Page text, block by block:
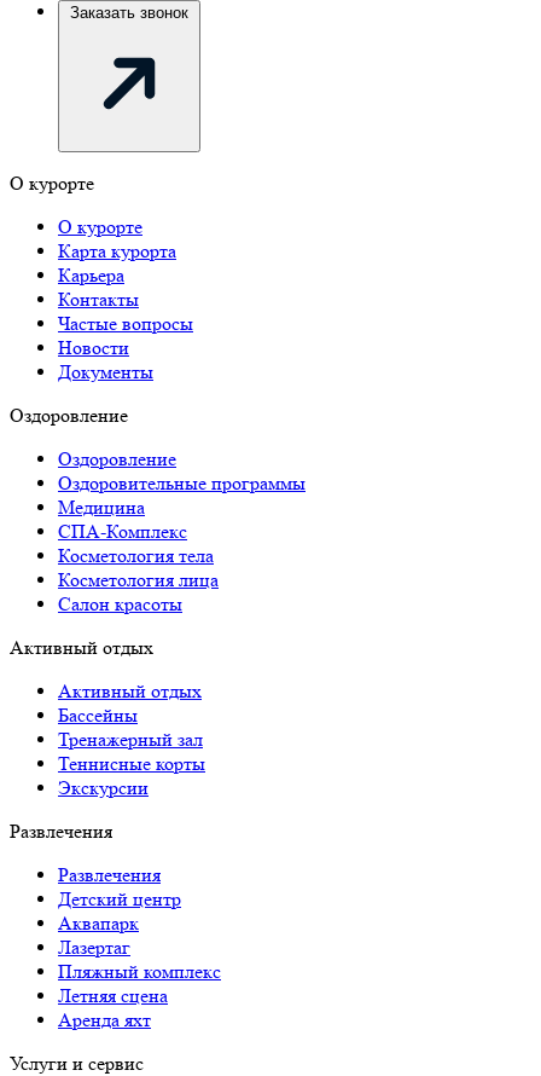
Заказать звонок
О курорте
О курорте
Карта курорта
Карьера
Контакты
Частые вопросы
Новости
Документы
Оздоровление
Оздоровление
Оздоровительные программы
Медицина
СПА-Комплекс
Косметология тела
Косметология лица
Салон красоты
Активный отдых
Активный отдых
Бассейны
Тренажерный зал
Теннисные корты
Экскурсии
Развлечения
Развлечения
Детский центр
Аквапарк
Лазертаг
Пляжный комплекс
Летняя сцена
Аренда яхт
Услуги и сервис